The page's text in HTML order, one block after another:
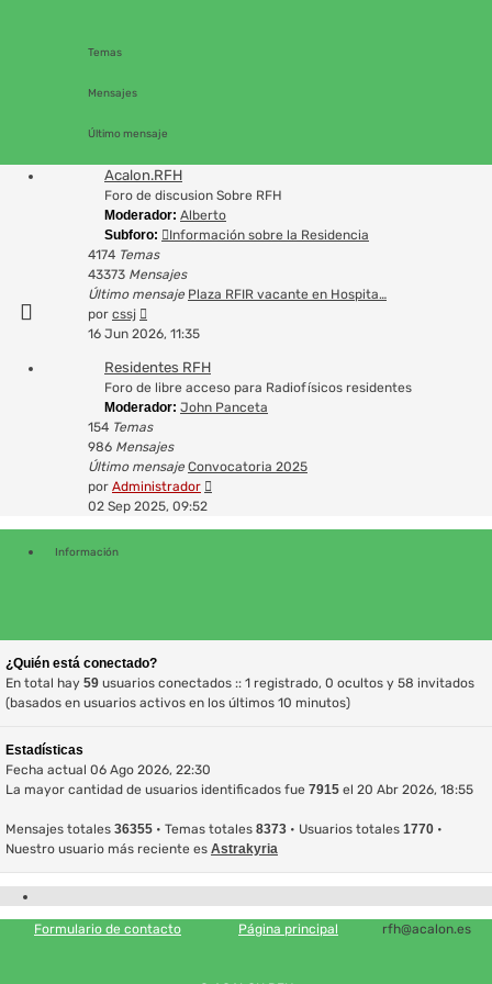
Temas
Mensajes
Último mensaje
Acalon.RFH
Foro de discusion Sobre RFH
Moderador: Alberto
Subforo:
Información sobre la Residencia
4174 Temas
43373 Mensajes
Último mensaje Plaza RFIR vacante en Hospita…
por cssj
último
16 Jun 2026, 11:35
Residentes RFH
Foro de libre acceso para Radiofísicos residentes
Moderador: John Panceta
154 Temas
986 Mensajes
Último mensaje Convocatoria 2025
por Administrador
02 Sep 2025, 09:52
Información
¿Quién está conectado?
En total hay 59 usuarios conectados :: 1 registrado, 0 ocultos y 58 invitados
(basados en usuarios activos en los últimos 10 minutos)
Estadísticas
Fecha actual 06 Ago 2026, 22:30
La mayor cantidad de usuarios identificados fue 7915 el 20 Abr 2026, 18:55
Mensajes totales 36355 • Temas totales 8373 • Usuarios totales 1770 •
Nuestro usuario más reciente es Astrakyria
Formulario de contacto Página principal rfh@acalon.es